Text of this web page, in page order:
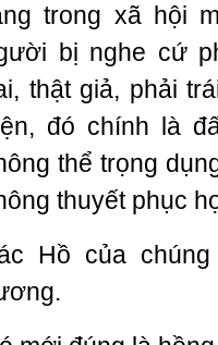
trong xã hội
bị nghe cứ
thật giả, phải
đó chính là
thể trọng
thuyết phục
Hồ của